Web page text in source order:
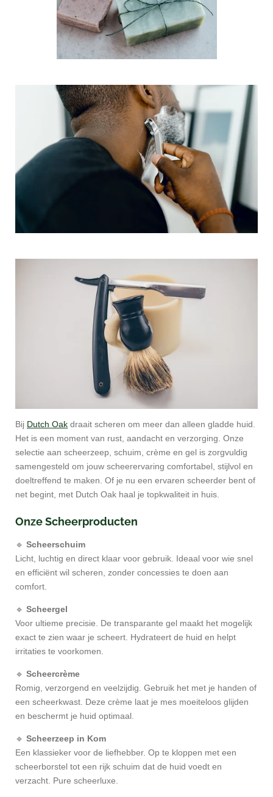
Bij Dutch Oak draait scheren om meer dan alleen gladde huid.
Het is een moment van rust, aandacht en verzorging. Onze
selectie aan scheerzeep, schuim, crème en gel is zorgvuldig
samengesteld om jouw scheerervaring comfortabel, stijlvol en
doeltreffend te maken. Of je nu een ervaren scheerder bent of
net begint, met Dutch Oak haal je topkwaliteit in huis.
Onze Scheerproducten
🔹 Scheerschuim
Licht, luchtig en direct klaar voor gebruik. Ideaal voor wie snel
en efficiënt wil scheren, zonder concessies te doen aan
comfort.
🔹 Scheergel
Voor ultieme precisie. De transparante gel maakt het mogelijk
exact te zien waar je scheert. Hydrateert de huid en helpt
irritaties te voorkomen.
🔹 Scheercrème
Romig, verzorgend en veelzijdig. Gebruik het met je handen of
een scheerkwast. Deze crème laat je mes moeiteloos glijden
en beschermt je huid optimaal.
🔹 Scheerzeep in Kom
Een klassieker voor de liefhebber. Op te kloppen met een
scheerborstel tot een rijk schuim dat de huid voedt en
verzacht. Pure scheerluxe.